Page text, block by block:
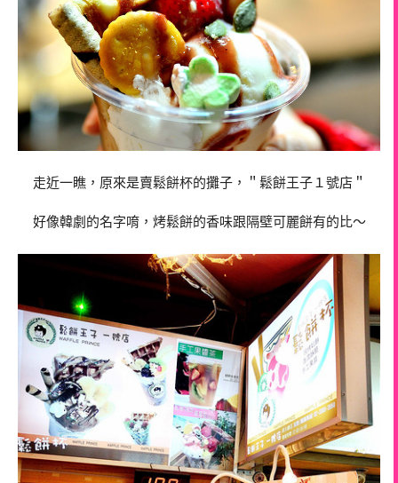
走近一瞧，原來是賣鬆餅杯的攤子，＂鬆餅王子１號店＂
好像韓劇的名字唷，烤鬆餅的香味跟隔壁可麗餅有的比～